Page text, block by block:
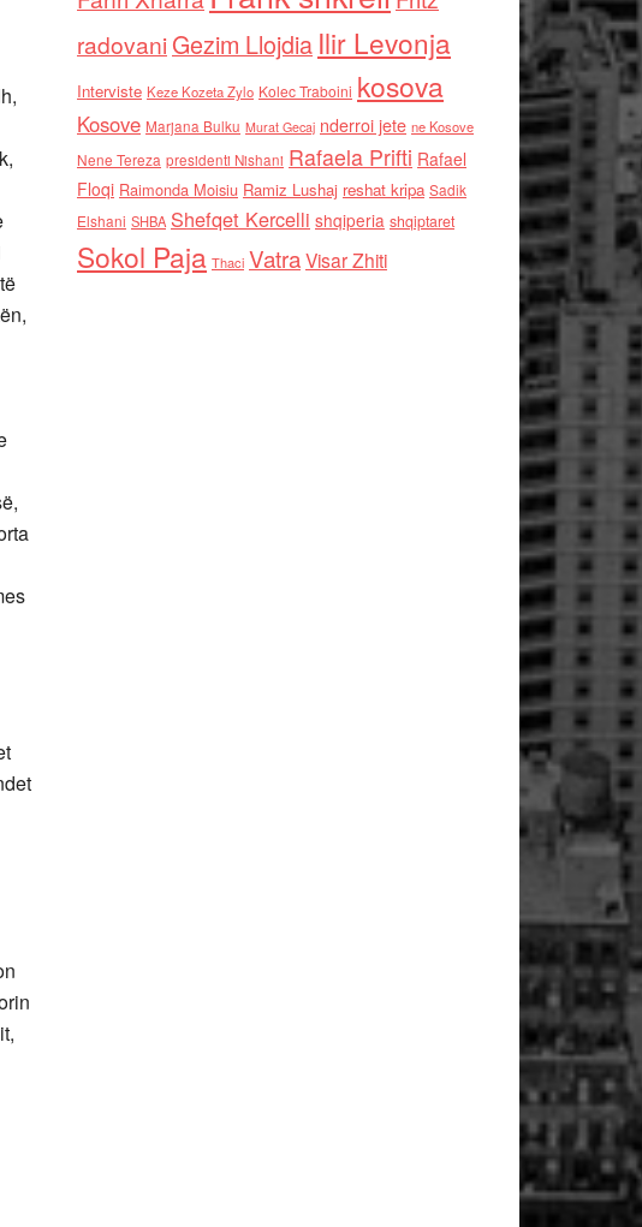
radovaniGezim Llojdia Ilir Levonja
Interviste Keze Kozeta Zylo Kolec Traboini kosova
Kosove Marjana Bulku Murat Gecaj nderroi jete ne Kosove
Nene Tereza presidenti Nishani Rafaela Prifti Rafael
Floqi Raimonda Moisiu Ramiz Lushaj reshat kripa Sadik
Elshani SHBA Shefqet Kercelli shqiperia shqiptaret
Sokol Paja Thaci VatraVisar Zhiti